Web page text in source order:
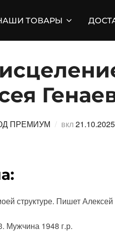
ТОВАРЫ
ПРЕМИУМ вкл21.10.2025
структуре. Пишет Алексей
Мужчина 1948 г.р.